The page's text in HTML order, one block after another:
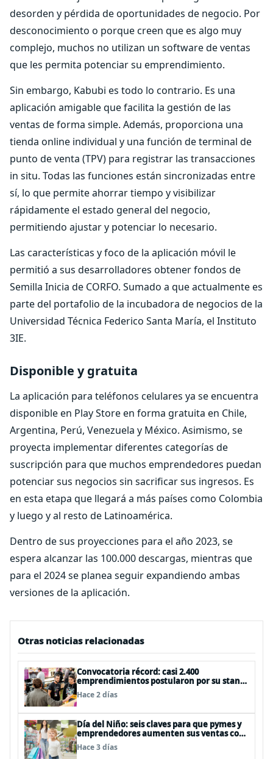
desorden y pérdida de oportunidades de negocio. Por
desconocimiento o porque creen que es algo muy
complejo, muchos no utilizan un software de ventas
que les permita potenciar su emprendimiento.
Sin embargo, Kabubi es todo lo contrario. Es una
aplicación amigable que facilita la gestión de las
ventas de forma simple. Además, proporciona una
tienda online individual y una función de terminal de
punto de venta (TPV) para registrar las transacciones
in situ. Todas las funciones están sincronizadas entre
sí, lo que permite ahorrar tiempo y visibilizar
rápidamente el estado general del negocio,
permitiendo ajustar y potenciar lo necesario.
Las características y foco de la aplicación móvil le
permitió a sus desarrolladores obtener fondos de
Semilla Inicia de CORFO. Sumado a que actualmente es
parte del portafolio de la incubadora de negocios de la
Universidad Técnica Federico Santa María, el Instituto
3IE.
Disponible y gratuita
La aplicación para teléfonos celulares ya se encuentra
disponible en Play Store en forma gratuita en Chile,
Argentina, Perú, Venezuela y México. Asimismo, se
proyecta implementar diferentes categorías de
suscripción para que muchos emprendedores puedan
potenciar sus negocios sin sacrificar sus ingresos. Es
en esta etapa que llegará a más países como Colombia
y luego y al resto de Latinoamérica.
Dentro de sus proyecciones para el año 2023, se
espera alcanzar las 100.000 descargas, mientras que
para el 2024 se planea seguir expandiendo ambas
versiones de la aplicación.
Otras noticias relacionadas
Convocatoria récord: casi 2.400
emprendimientos postularon por su stand
gratuito en el EtMday 2026
Hace 2 días
Día del Niño: seis claves para que pymes y
emprendedores aumenten sus ventas con
publicidad eficiente
Hace 3 días